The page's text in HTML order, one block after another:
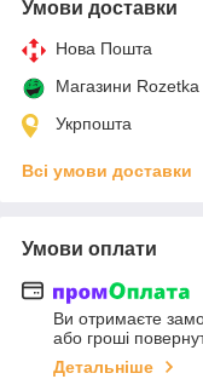
Умови доставки
Нова Пошта
Магазини Rozetka
Укрпошта
Всі умови доставки
Умови оплати
Ви отримаєте
або гроші
Детальніше